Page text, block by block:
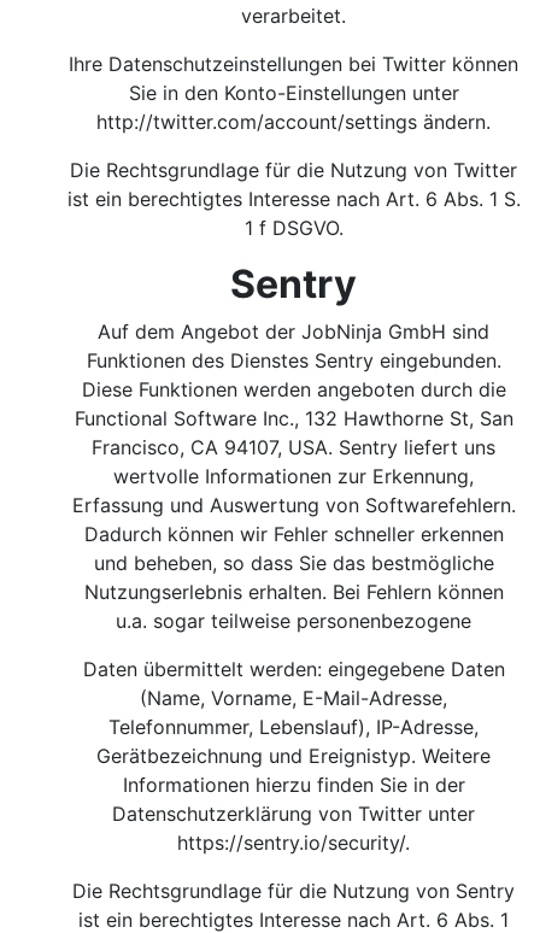
verarbeitet.
Ihre Datenschutzeinstellungen bei Twitter können
Sie in den Konto-Einstellungen unter
http://twitter.com/account/settingsändern.
Die Rechtsgrundlage für die Nutzung von Twitter
ist ein berechtigtes Interesse nach Art. 6 Abs. 1 S.
1 f DSGVO.
Sentry
Auf dem Angebot der JobNinja GmbH sind
Funktionen des Dienstes Sentry eingebunden.
Diese Funktionen werden angeboten durch die
Functional Software Inc., 132 Hawthorne St, San
Francisco, CA 94107, USA. Sentry liefert uns
wertvolle Informationen zur Erkennung,
Erfassung und Auswertung von Softwarefehlern.
Dadurch können wir Fehler schneller erkennen
und beheben, so dass Sie das bestmögliche
Nutzungserlebnis erhalten. Bei Fehlern können
u.a. sogar teilweise personenbezogene
Daten übermittelt werden: eingegebene Daten
(Name, Vorname, E-Mail-Adresse,
Telefonnummer, Lebenslauf), IP-Adresse,
Gerätbezeichnung und Ereignistyp. Weitere
Informationen hierzu finden Sie in der
Datenschutzerklärung von Twitter unter
https://sentry.io/security/.
Die Rechtsgrundlage für die Nutzung von Sentry
ist ein berechtigtes Interesse nach Art. 6 Abs. 1